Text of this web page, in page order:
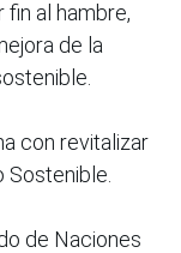
al hambre,
de la
con revitalizar
Sostenible.
de Naciones